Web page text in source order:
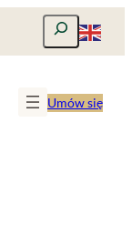
Szukaj
Umów się